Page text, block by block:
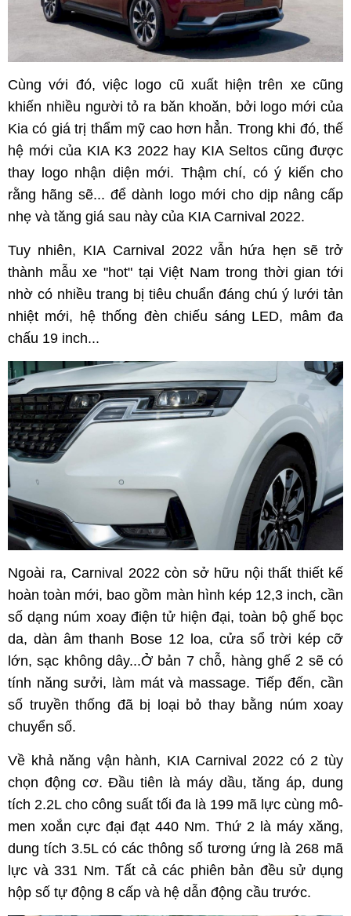
Cùng với đó, việc logo cũ xuất hiện trên xe cũng
khiến nhiều người tỏ ra băn khoăn, bởi logo mới của
Kia có giá trị thẩm mỹ cao hơn hẳn. Trong khi đó, thế
hệ mới của KIA K3 2022 hay KIA Seltos cũng được
thay logo nhận diện mới. Thậm chí, có ý kiến cho
rằng hãng sẽ... để dành logo mới cho dịp nâng cấp
nhẹ và tăng giá sau này của KIA Carnival 2022.
Tuy nhiên, KIA Carnival 2022 vẫn hứa hẹn sẽ trở
thành mẫu xe "hot" tại Việt Nam trong thời gian tới
nhờ có nhiều trang bị tiêu chuẩn đáng chú ý lưới tản
nhiệt mới, hệ thống đèn chiếu sáng LED, mâm đa
chấu 19 inch...
Ngoài ra, Carnival 2022 còn sở hữu nội thất thiết kế
hoàn toàn mới, bao gồm màn hình kép 12,3 inch, cần
số dạng núm xoay điện tử hiện đại, toàn bộ ghế bọc
da, dàn âm thanh Bose 12 loa, cửa sổ trời kép cỡ
lớn, sạc không dây...Ở bản 7 chỗ, hàng ghế 2 sẽ có
tính năng sưởi, làm mát và massage. Tiếp đến, cần
số truyền thống đã bị loại bỏ thay bằng núm xoay
chuyển số.
Về khả năng vận hành, KIA Carnival 2022 có 2 tùy
chọn động cơ. Đầu tiên là máy dầu, tăng áp, dung
tích 2.2L cho công suất tối đa là 199 mã lực cùng mô-
men xoắn cực đại đạt 440 Nm. Thứ 2 là máy xăng,
dung tích 3.5L có các thông số tương ứng là 268 mã
lực và 331 Nm. Tất cả các phiên bản đều sử dụng
hộp số tự động 8 cấp và hệ dẫn động cầu trước.